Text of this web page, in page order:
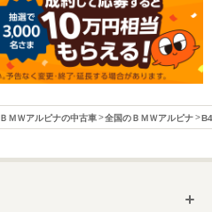
ＢＭＷアルピナの中古車 全国のＢＭＷアルピナ